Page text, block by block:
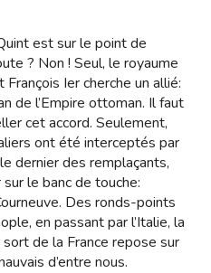
est sur le point de
? Non ! Seul, le royaume
Ier cherche un allié:
de l’Empire ottoman. Il faut
cet accord. Seulement,
ont été interceptés par
le dernier des remplaçants,
le banc de touche:
Des ronds-points
en passant par l’Italie, la
de la France repose sur
d’entre nous.